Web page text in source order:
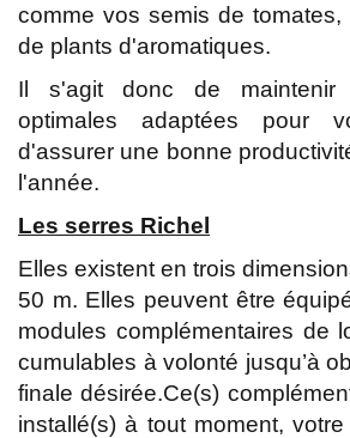
comme vos semis de tomates,
de plants d'aromatiques.
Il s'agit donc de maintenir
optimales adaptées pour
d'assurer une bonne
l'année.
Les serres Richel
Elles existent en trois
50 m. Elles peuvent être
modules complémentaires de
cumulables à volonté jusqu’à
finale désirée.Ce(s)
installé(s) à tout moment,